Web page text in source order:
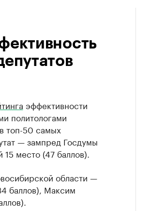
эффективности
политологами
топ-50 самых
— зампред Госдумы
место (47 баллов).
области —
баллов), Максим